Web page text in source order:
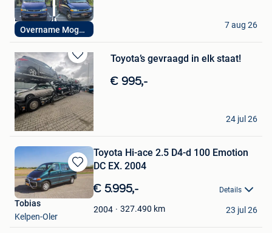
Overname Mogelijk
Ekm Motors
Kontich
7 aug 26
Bewaren
in
Mijn
Favorieten
Toyota’s gevraagd in elk staat!
€ 995,-
MSM cars
Glain & Partie Ans
24 jul 26
Bewaren
in
Favorieten
Toyota Hi-ace 2.5 D4-d 100 Emotion
DC EX. 2004
€ 5.995,- Details
2004 327.490 km
Tobias
Kelpen-Oler
23 jul 26